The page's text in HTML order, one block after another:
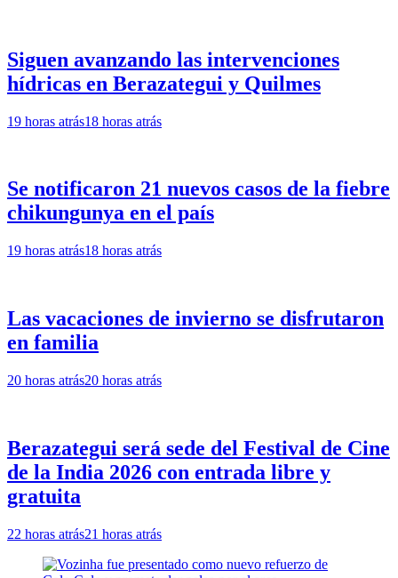
Siguen avanzando las intervenciones
hídricas en Berazategui y Quilmes
19 horas atrás18 horas atrás
Se notificaron 21 nuevos casos de la fiebre
chikungunya en el país
19 horas atrás18 horas atrás
Las vacaciones de invierno se disfrutaron
en familia
20 horas atrás20 horas atrás
Berazategui será sede del Festival de Cine
de la India 2026 con entrada libre y
gratuita
22 horas atrás21 horas atrás